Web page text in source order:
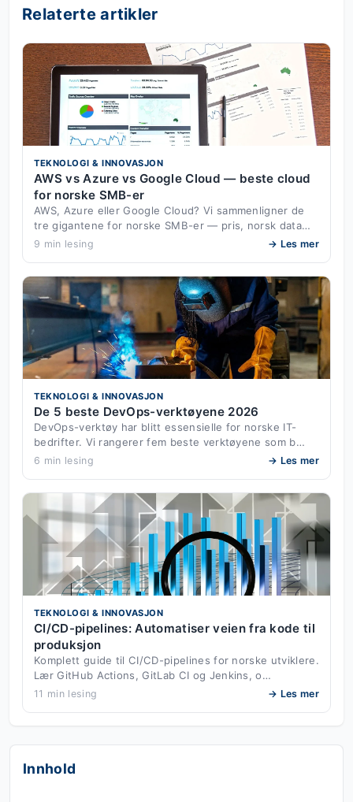
Relaterte artikler
TEKNOLOGI & INNOVASJON
AWS vs Azure vs Google Cloud — beste cloud
for norske SMB-er
AWS, Azure eller Google Cloud? Vi sammenligner de
tre gigantene for norske SMB-er — pris, norsk data…
9 min lesing → Les mer
TEKNOLOGI & INNOVASJON
De 5 beste DevOps-verktøyene 2026
DevOps-verktøy har blitt essensielle for norske IT-
bedrifter. Vi rangerer fem beste verktøyene som b…
6 min lesing → Les mer
TEKNOLOGI & INNOVASJON
CI/CD-pipelines: Automatiser veien fra kode til
produksjon
Komplett guide til CI/CD-pipelines for norske utviklere.
Lær GitHub Actions, GitLab CI og Jenkins, o…
11 min lesing → Les mer
Innhold